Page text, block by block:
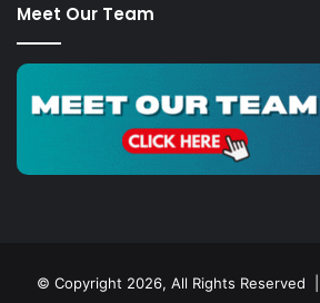
Meet Our Team
© Copyright 2026, All Rights Reserved |